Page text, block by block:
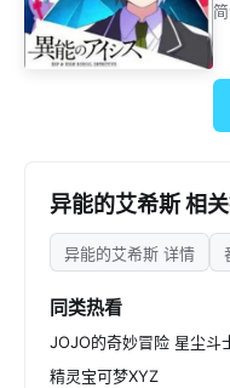
简
异能的艾希斯 相
异能的艾希斯 详情
同类热看
JOJO的奇妙冒险 星尘斗
精灵宝可梦XYZ